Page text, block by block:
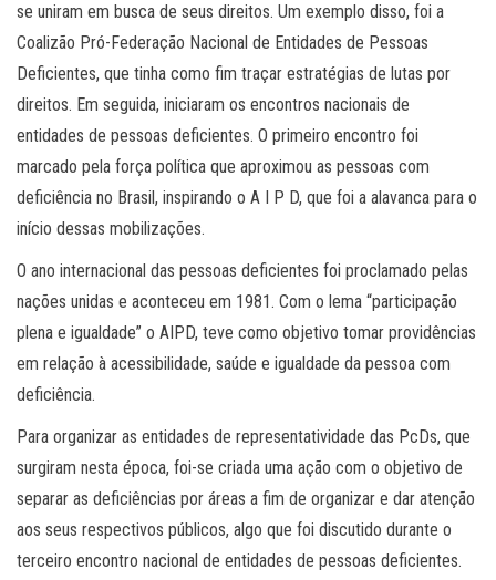
se uniram em busca de seus direitos. Um exemplo disso, foi a
Coalizão Pró-Federação Nacional de Entidades de Pessoas
Deficientes, que tinha como fim traçar estratégias de lutas por
direitos. Em seguida, iniciaram os encontros nacionais de
entidades de pessoas deficientes. O primeiro encontro foi
marcado pela força política que aproximou as pessoas com
deficiência no Brasil, inspirando o A I P D, que foi a alavanca para o
início dessas mobilizações.
O ano internacional das pessoas deficientes foi proclamado pelas
nações unidas e aconteceu em 1981. Com o lema “participação
plena e igualdade” o AIPD, teve como objetivo tomar providências
em relação à acessibilidade, saúde e igualdade da pessoa com
deficiência.
Para organizar as entidades de representatividade das PcDs, que
surgiram nesta época, foi-se criada uma ação com o objetivo de
separar as deficiências por áreas a fim de organizar e dar atenção
aos seus respectivos públicos, algo que foi discutido durante o
terceiro encontro nacional de entidades de pessoas deficientes.